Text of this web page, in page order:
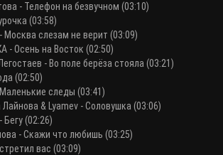
- Телефон на безвучном (03:10)
(03:58)
Москва слезам не верит (03:09)
- Осень на Восток (02:50)
- Во поле берёза стояла (03:21)
(02:50)
следы (03:41)
Лайнова & Lyamev - Соловушка (03:06)
(02:26)
- Скажи что любишь (03:25)
вас (03:09)